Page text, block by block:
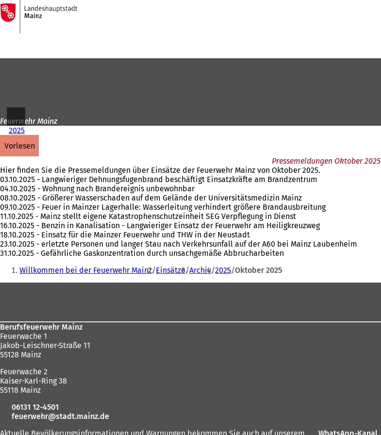
Inhalt anspringen
Zur
Startseite
Feuerwehr Mainz
2025
vorlesen
Pressemeldungen Oktober 2025
Hier finden Sie die Pressemeldungen über Einsätze der Feuerwehr Mainz von Oktober 2025.
03.10.2025 - Langwieriger Dehnungsfugenbrand beschäftigt Einsatzkräfte am Brandzentrum
04.10.2025 - Wohnung nach Brandereignis unbewohnbar
08.10.2025 - Größerer Wasserschaden auf dem Gelände der Universitätsmedizin Mainz
09.10.2025 - Feuer in Mainzer Lagerhalle: Wasserleitung verhindert größere Brandausbreitung
11.10.2025 - Mainz stellt eigene Katastrophenschutzeinheit SEG Verpflegung in Dienst
16.10.2025 - Benzin in Kanalisation - Langwieriger Einsatz der Feuerwehr am Heiligkreuzweg
18.10.2025 - Einsatz für die Mainzer Feuerwehr und THW in der Neustadt
23.10.2025 - erletzte Personen und langer Stau nach Verkehrsunfall auf der A60 bei Mainz Laubenheim
31.10.2025 - Gefährliche Gaskonzentration durch unsachgemäße Abbrucharbeiten
Sie
befinden
Willkommen bei der Feuerwehr Mainz Einsätze Archiv 2025 Oktober 2025
Berufsfeuerwehr Mainz
Feuerwache 1
Jakob-Leischner-Straße 11
55128 Mainz
Feuerwache 2
Kaiser-Karl-Ring 38
55118 Mainz
06131 12-4501
feuerwehr
stadt.mainz de